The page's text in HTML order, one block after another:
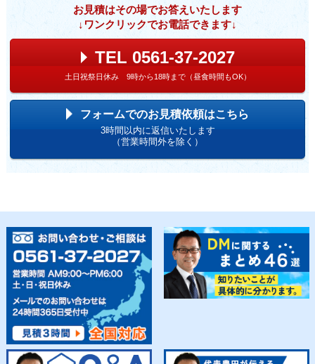
お見積はその場でお答えいたします
↓ワンクリックでお電話できます↓
TEL 0561-37-2027
土日祝祭日休み 9時から18時まで（昼食時間もOK）
フォームでのお見積依頼はこちら
3時間以内に返信いたします
（営業時間外を除く）